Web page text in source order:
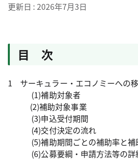
更新日 2026年7月3日
目 次
1 サーキュラー・エコノミーへの
(1)補助対象者
(2)補助対象事業
(3)申込受付期間
(4)交付決定の流れ
(5)補助期間ごとの補助率と補
(6)公募要綱・申請方法等の詳